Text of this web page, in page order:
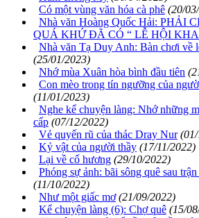
Có một vùng văn hóa cà phê (20/
Nhà văn Hoàng Quốc Hải: PHẢI
QUÁ KHỨ ĐÃ CÓ “ LỄ HỘI
Nhà văn Tạ Duy Anh: Bàn chơi về
(25/01/2023)
Nhớ mùa Xuân hòa bình đầu tiên
Con mèo trong tín ngưỡng của
(11/01/2023)
Nghe kể chuyện làng: Nhớ những
cấp (07/12/2022)
Vẻ quyến rũ của thác Dray Nur
Kỷ vật của người thầy (17/11/2022)
Lại về cố hương (29/10/2022)
Phóng sự ảnh: bãi sông quê sau
(11/10/2022)
Như một giấc mơ (21/09/2022)
Kể chuyện làng (6): Chợ quê (15/